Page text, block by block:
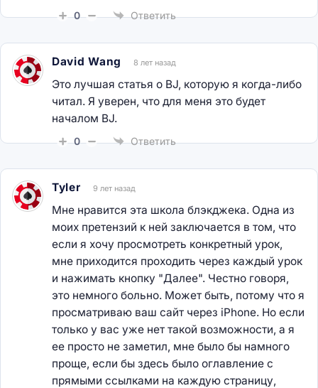
0 Ответить
David Wang 8 лет назад
Это лучшая статья о BJ, которую я когда-либо
читал. Я уверен, что для меня это будет
началом BJ.
0 Ответить
Tyler 9 лет назад
Мне нравится эта школа блэкджека. Одна из
моих претензий к ней заключается в том, что
если я хочу просмотреть конкретный урок,
мне приходится проходить через каждый урок
и нажимать кнопку "Далее". Честно говоря,
это немного больно. Может быть, потому что я
просматриваю ваш сайт через iPhone. Но если
только у вас уже нет такой возможности, а я
ее просто не заметил, мне было бы намного
проще, если бы здесь было оглавление с
прямыми ссылками на каждую страницу,